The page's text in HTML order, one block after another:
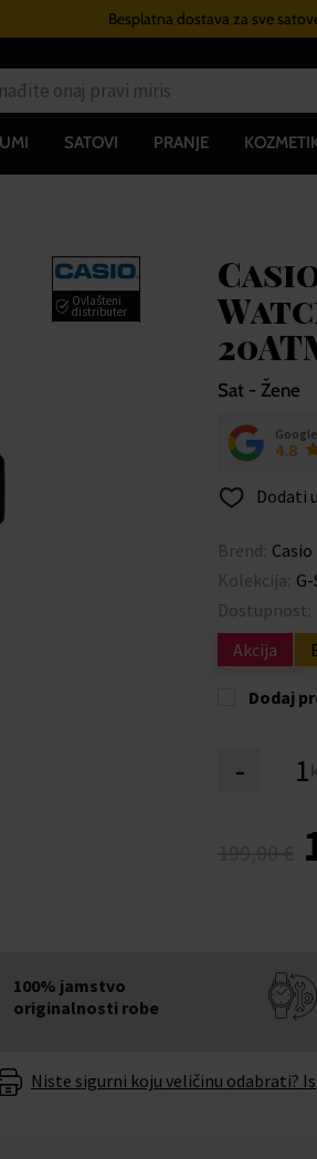
Besplatna dostava za sve
SATOVI PRANJE
Ovlašteni
distributer
Sat - Žene
4.8
Dodati
Brend: Casio
Kolekcija:
Dostupnost:
Akcija
Dodaj
-
100% jamstvo
originalnosti robe
Niste sigurni koju veličinu odabrati?